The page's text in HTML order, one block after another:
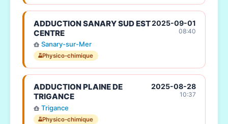
ADDUCTION SANARY SUD EST
CENTRE
Sanary-sur-Mer
Physico-chimique
2025-09-01
08:40
ADDUCTION PLAINE DE
TRIGANCE
Trigance
Physico-chimique
2025-08-28
10:37